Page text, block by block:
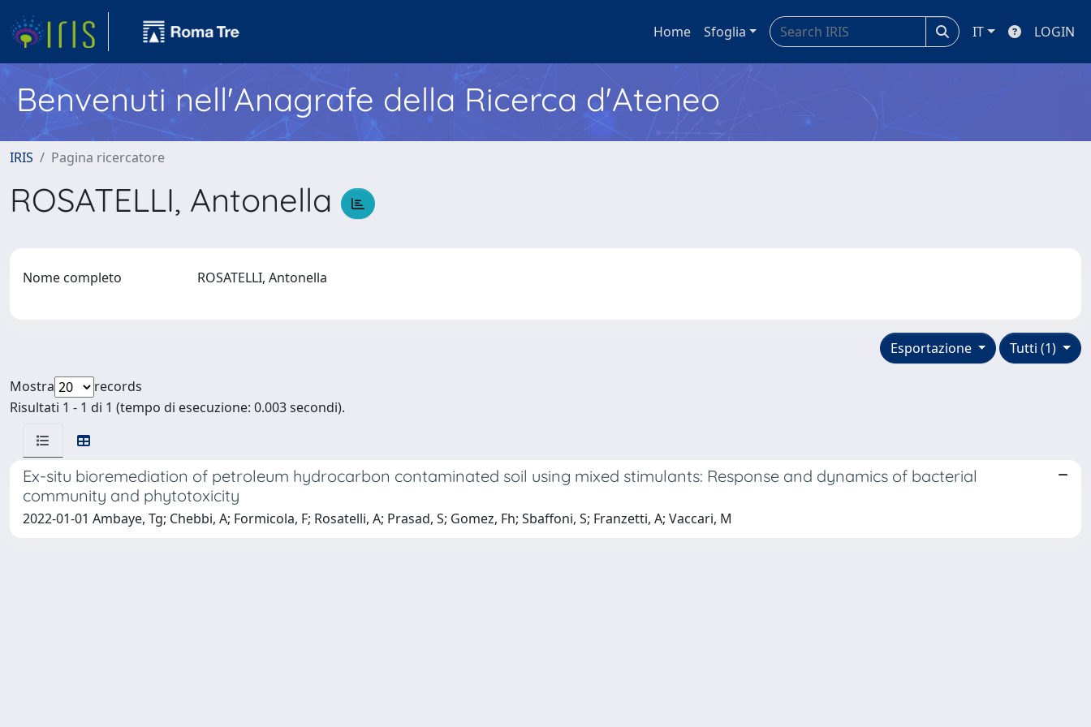
Home Sfoglia IT LOGIN
Benvenuti nell'Anagrafe della Ricerca d'Ateneo
IRIS Pagina ricercatore
ROSATELLI, Antonella
Nome completo ROSATELLI, Antonella
Tutti (1)
Esportazione
Mostra
records
Risultati 1 - 1 di 1 (tempo di esecuzione: 0.003 secondi).
Ex-situ bioremediation of petroleum hydrocarbon contaminated soil using mixed stimulants: Response and dynamics of bacterial
community and phytotoxicity
2022-01-01 Ambaye, Tg; Chebbi, A; Formicola, F; Rosatelli, A; Prasad, S; Gomez, Fh; Sbaffoni, S; Franzetti, A; Vaccari, M